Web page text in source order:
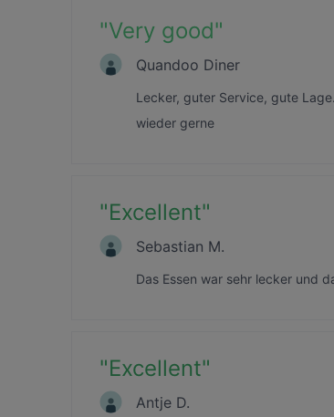
"Very good"
Quandoo Diner
Lecker, guter Service, gute
wieder gerne
"Excellent"
Sebastian M.
Das Essen war sehr lecker und
"Excellent"
Antje D.